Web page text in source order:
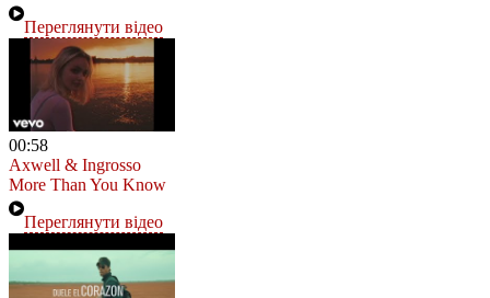
Переглянути відео
00:58
Axwell & Ingrosso
More Than You Know
Переглянути відео